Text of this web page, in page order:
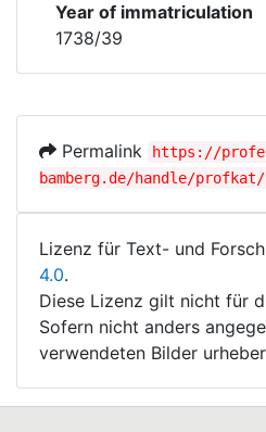
Year of immatriculation
1738/39
Permalink
https://
bamberg.de/handle/profkat/
Lizenz für Text- und
4.0.
Diese Lizenz gilt nicht für
Sofern nicht anders
verwendeten Bilder